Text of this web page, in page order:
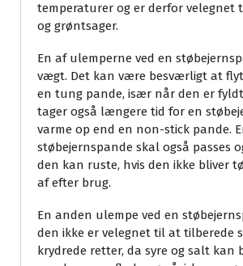
temperaturer og er derfor velegnet
og grøntsager.
En af ulemperne ved en
vægt. Det kan være besværligt at
en tung pande, især når den er
tager også længere tid for en
varme op end en non-stick pande.
støbejernspande skal også passes
den kan ruste, hvis den ikke bliver
af efter brug.
En anden ulempe ved en
den ikke er velegnet til at tilberede
krydrede retter, da syre og salt kan